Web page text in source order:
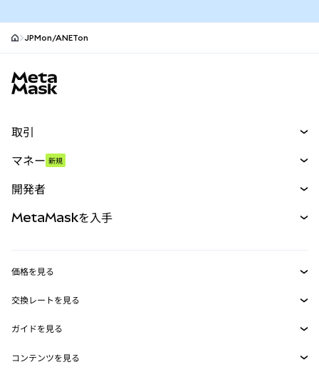
JPMon/ANETon
取引
パーペチュアル
RWA
マネー 新規
開発者
MetaMask Connect
Snaps
Web3サービス
MetaMaskを入手
セキュリティ
サポート
価格を見る
イーサリアムの価格
Solanaの価格
交換レートを見る
ETH→USD
USDT→INR
ガイドを見る
ETHの購入
コンテンツを見る